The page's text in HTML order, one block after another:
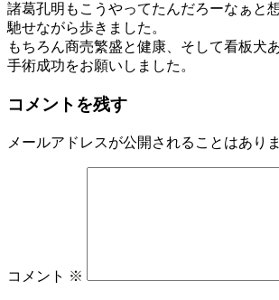
諸葛孔明もこうやってたんだろーなぁと
馳せながら歩きました。
もちろん商売繁盛と健康、そして看板犬
手術成功をお願いしました。
コメントを残す
メールアドレスが公開されることはありま
コメント ※